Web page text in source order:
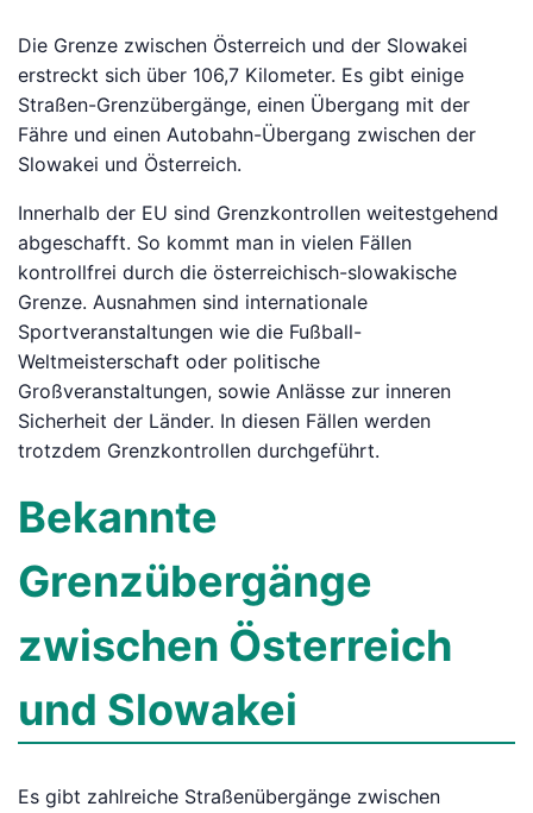
Die Grenze zwischen Österreich und der Slowakei
erstreckt sich über 106,7 Kilometer. Es gibt einige
Straßen-Grenzübergänge, einen Übergang mit der
Fähre und einen Autobahn-Übergang zwischen der
Slowakei und Österreich.
Innerhalb der EU sind Grenzkontrollen weitestgehend
abgeschafft. So kommt man in vielen Fällen
kontrollfrei durch die österreichisch-slowakische
Grenze. Ausnahmen sind internationale
Sportveranstaltungen wie die Fußball-
Weltmeisterschaft oder politische
Großveranstaltungen, sowie Anlässe zur inneren
Sicherheit der Länder. In diesen Fällen werden
trotzdem Grenzkontrollen durchgeführt.
Bekannte
Grenzübergänge
zwischen Österreich
und Slowakei
Es gibt zahlreiche Straßenübergänge zwischen